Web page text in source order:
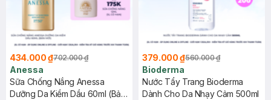
434.000 ₫702.000 ₫
Anessa
Sữa Chống Nắng Anessa
Dưỡng Da Kiềm Dầu 60ml (Bản
379.000 ₫560.000 ₫
Bioderma
Nước Tẩy Trang Bioderma
Dành Cho Da Nhạy Cảm 500ml